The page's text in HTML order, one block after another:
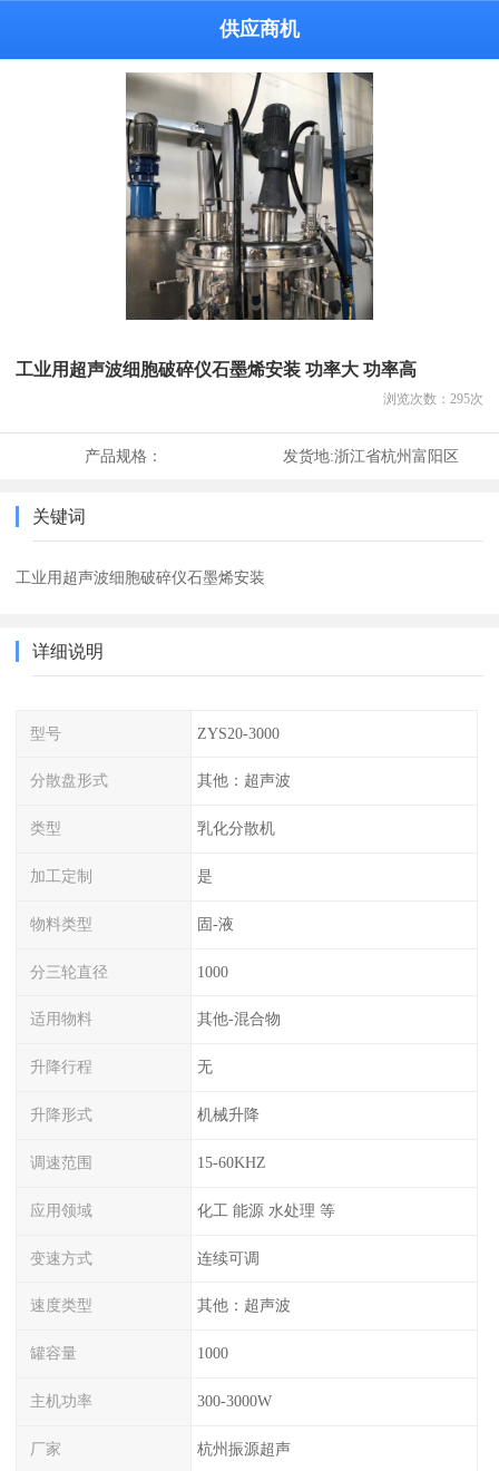
供应商机
工业用超声波细胞破碎仪石墨烯安装 功率大 功率高
浏览次数： 295次
产品规格： 发货地:浙江省杭州富阳区
关键词
工业用超声波细胞破碎仪石墨烯安装
详细说明
型号 ZYS20-3000
分散盘形式 其他：超声波
类型 乳化分散机
加工定制 是
物料类型 固-液
分三轮直径 1000
适用物料 其他-混合物
升降行程 无
升降形式 机械升降
调速范围 15-60KHZ
应用领域 化工 能源 水处理 等
变速方式 连续可调
速度类型 其他：超声波
罐容量 1000
主机功率 300-3000W
厂家 杭州振源超声